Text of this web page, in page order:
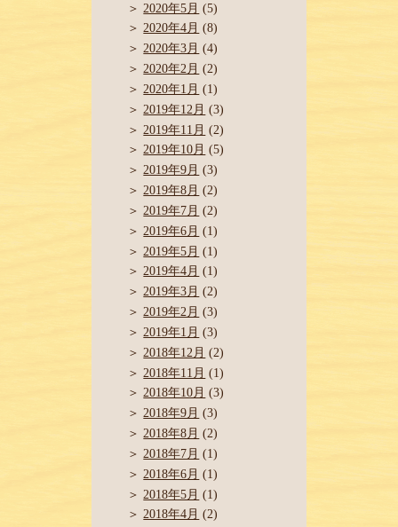
2020年5月 (5)
2020年4月 (8)
2020年3月 (4)
2020年2月 (2)
2020年1月 (1)
2019年12月 (3)
2019年11月 (2)
2019年10月 (5)
2019年9月 (3)
2019年8月 (2)
2019年7月 (2)
2019年6月 (1)
2019年5月 (1)
2019年4月 (1)
2019年3月 (2)
2019年2月 (3)
2019年1月 (3)
2018年12月 (2)
2018年11月 (1)
2018年10月 (3)
2018年9月 (3)
2018年8月 (2)
2018年7月 (1)
2018年6月 (1)
2018年5月 (1)
2018年4月 (2)